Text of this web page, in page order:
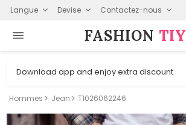
Langue Devise Contactez-nous
FASHION⁠ TIY
Download app and enjoy extra discount
Hommes Jean T1026062246